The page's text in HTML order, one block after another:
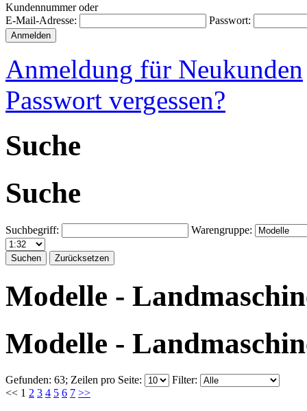
Kundennummer oder
E-Mail-Adresse:
Passwort:
Anmeldung für Neukunden
Passwort vergessen?
Suche
Suche
Suchbegriff: Warengruppe:
Modelle -
Modelle -
Gefunden: 63; Zeilen pro Seite:
Filter:
<< 1 2 3 4 5 6 7 >>